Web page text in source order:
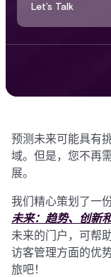
Let’s Talk
预测未来可能具有
域。但是，您不再
展。
我们精心策划了一
未来：趋势、创新
未来的门户，可帮
访客管理方面的优
旅吧！